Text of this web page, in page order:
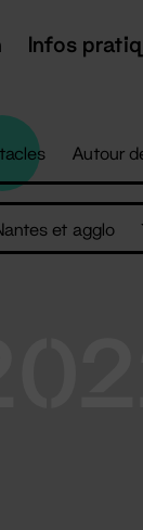
Infos
Autour
et agglo